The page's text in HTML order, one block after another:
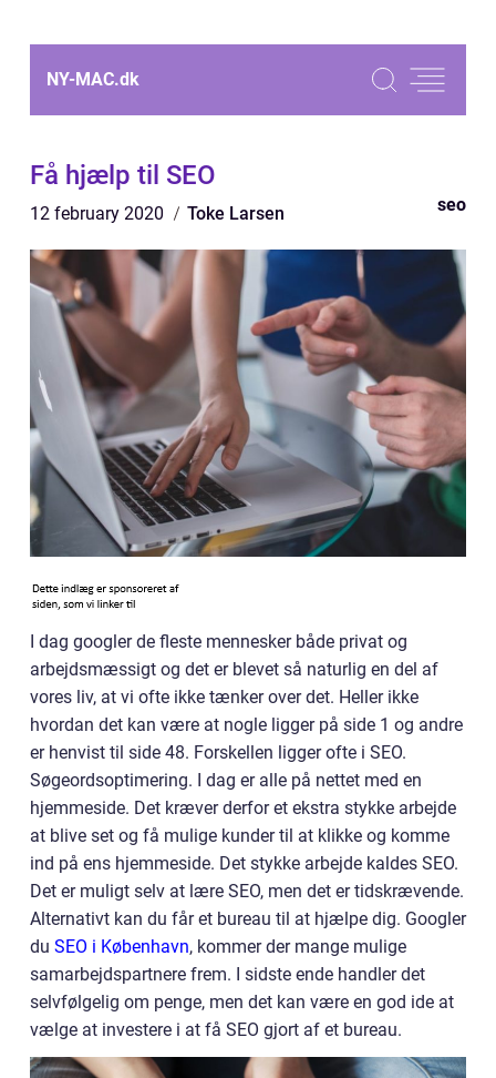
NY-MAC.dk
Få hjælp til SEO
12 february 2020 Toke Larsen seo
I dag googler de fleste mennesker både privat og
arbejdsmæssigt og det er blevet så naturlig en del af
vores liv, at vi ofte ikke tænker over det. Heller ikke
hvordan det kan være at nogle ligger på side 1 og andre
er henvist til side 48. Forskellen ligger ofte i SEO.
Søgeordsoptimering. I dag er alle på nettet med en
hjemmeside. Det kræver derfor et ekstra stykke arbejde
at blive set og få mulige kunder til at klikke og komme
ind på ens hjemmeside. Det stykke arbejde kaldes SEO.
Det er muligt selv at lære SEO, men det er tidskrævende.
Alternativt kan du får et bureau til at hjælpe dig. Googler
du SEO i København, kommer der mange mulige
samarbejdspartnere frem. I sidste ende handler det
selvfølgelig om penge, men det kan være en god ide at
vælge at investere i at få SEO gjort af et bureau.